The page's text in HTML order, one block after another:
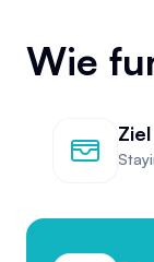
Wie